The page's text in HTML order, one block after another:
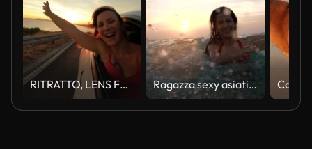
RITRATTO, LENS FLARE: Una simpatica signora sorride attraverso il finestrino di un'auto che guida via mare Ragazza sexy asiatica in bikini con capelli bagnati e labbra Divertirsi Spruzzando al tramonto in mare